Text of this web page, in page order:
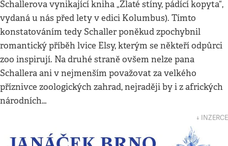
Schallerova vynikající kniha „Zlaté stíny, pádící kopyta“,
vydaná u nás před lety v edici Kolumbus). Tímto
konstatováním tedy Schaller poněkud zpochybnil
romantický příběh lvice Elsy, kterým se někteří odpůrci
zoo inspirují. Na druhé straně ovšem nelze pana
Schallera ani v nejmenším považovat za velkého
příznivce zoologických zahrad, nejraději by i z afrických
národních…
↓ INZERCE